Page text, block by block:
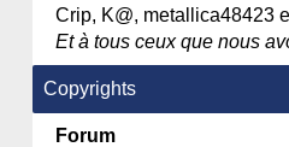
Crip, K@, metallica48423
Et à tous ceux que nous
Copyrights
Forum